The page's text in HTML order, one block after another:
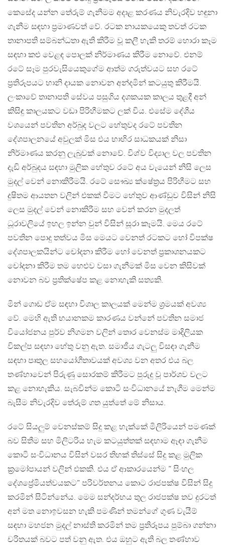
කෙසේද යන්න තේරුම් ගැනීමම අදාළ කරණය නිවැරදිව හඳුනා
ගැනීම සඳහා ප්‍රමාණවත් වේ. රටක නායකයෙකු තවත් රටක
තානාපති සම්බන්ධතා ඇති කිරීම වූ කලී හැකි තරම් හොරා කෑම
සඳහා කළු වෙළඳ පොලක් නිර්මාණය කිරීම නොවේ. එනම්
රටේ සෑම පුරවැසියෙකුගේම ආත්ම ගරුත්වයට සහ රටේ
ප්‍රතිරූපයට හානි දායක නොවන අන්දමින් කටයුතු කිරීමයි.
ලංකාවේ තානාපති සේවය පසුගිය දශකයක කාලය තුළදී අන්
කිසිඳු කාලයකට වඩා පිරිහීමකට ලක් විය. එසේම දේශීය
වශයෙන් පවතින අර්බුද වලට හේතුවද රටේ පවතින
දේශපාලනයේ අවුලක් මිස එය භාහිර සාධකයක් නිසා
නිර්මාණය කරනු ලැබුවක් නොවේ. විශ්ව විද්‍යාල වල පවතින
දැඩි අර්බුදය සඳහා මුලික හේතුව රටේ අය වැයෙන් නිසි ලෙස
මුදල් වෙන් නොකිරීමයි. රටේ සෞඛ්‍ය ක්ෂේත්‍රය පිරිහීමට සහ
දුෂිතම ආයතන වලින් එකක් වීමට හේතුව ආණ්ඩුව විසින් නිසි
ලෙස මුදල් වෙන් නොකිරීම සහ වෙන් කරන මුදලත්
ධූරාවලියේ ඉහල ඉන්න වුන් විසින් සූරා කෑමයි. මෙය රටේ
පවතින පොදු තත්වය මිස මෙයට වෙනත් රටකට හෝ විපක්ෂ
දේශපාලකයින්ට චෝදනා කිරීම හෝ වෙනත් ප්‍රකාශනයකට
චෝදනා කිරීම තම හෙළුව වසා ගැනීමක් මිස වෙන කිසිවක්
නොවන බව ප්‍රතික්ෂේප කළ නොහැකි සත්‍යකි.
මින් ගොඩ ඒම සඳහා විශාල කාලයක් මෙන්ම ශ්‍රමයක් අවශ්‍ය
වේ. මෙහි ඇති භයානකම කාරණය වන්නේ පවතින සමාජ
වියෝජනය පුර්ව නිගමන වලින් තොර වෙනස්ම මාදිලියක
විකල්ප සඳහා හේතු වනු ඇත. සමාජීය ගැටලු විසඳා ගැනීම
සඳහා පෘතුල සහයෝගීතාවයක් අවශ්‍ය වන අතර එය බල
තණ්හාවෙන් පිරුණු සොරකම් කිරීමට පුරුදු වූ පාර්ශව වලට
කළ නොහැකිය. සැබවින්ම කොටි සංවිධානයේ නැගීම මෙන්ම
බැසීම නිවැරදිව තේරුම් ගත යුත්තේ මේ නිසාය.
රටේ සියලුම් වෙනස්කම් සිදු කළ හැක්කේ මිලිරියෙන් පමණක්
බව සිතීම සහ මිලිටරිය හැම කටයුත්තක් සඳහාම ඈඳා ගැනීම
කොටි සංවිධානය විසින් වසර තිහක් තිස්සේ සිදු කළ මුලික
ක්‍රමෝපායන් වලින් එකකි. එය ඒ ආකාරයෙන්ම ” සිංහල
දේශප්‍රේමියත්වයකට” පරිවර්තනය කොට රාජපක්ෂ විසින් සිදු
කරමින් සිටින්නේය. මෙම සන්දර්භය තුල රාජපක්ෂ තව දුරටත්
අන් මත නොඉවසන හැකි පමණින් තමන්ගේ ගුණ වැයීම්
සඳහා මහජන මුදල් නාස්ති කරමින් තම ප්‍රතිරූපය පුම්බා ගන්නා
චරිතයක් බවට පත් වනු ඇත. එය ඔහුට ඇති බල තණ්හාව